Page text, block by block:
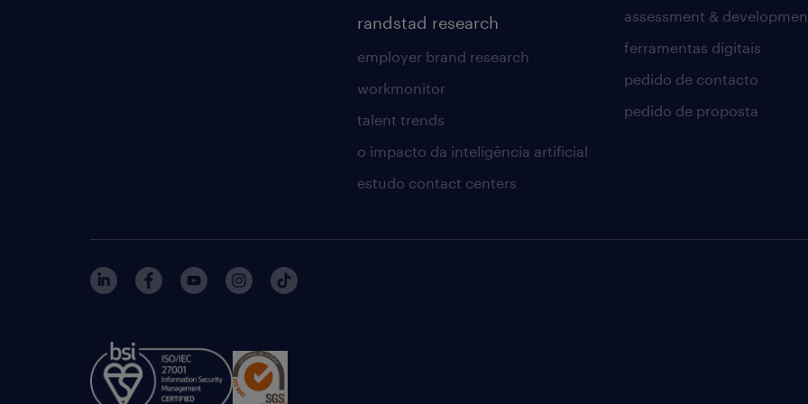
randstad research
employer brand research
workmonitor
talent trends
o impacto da inteligência artificial
estudo contact centers
assessment &
ferramentas digitais
pedido de contacto
pedido de proposta